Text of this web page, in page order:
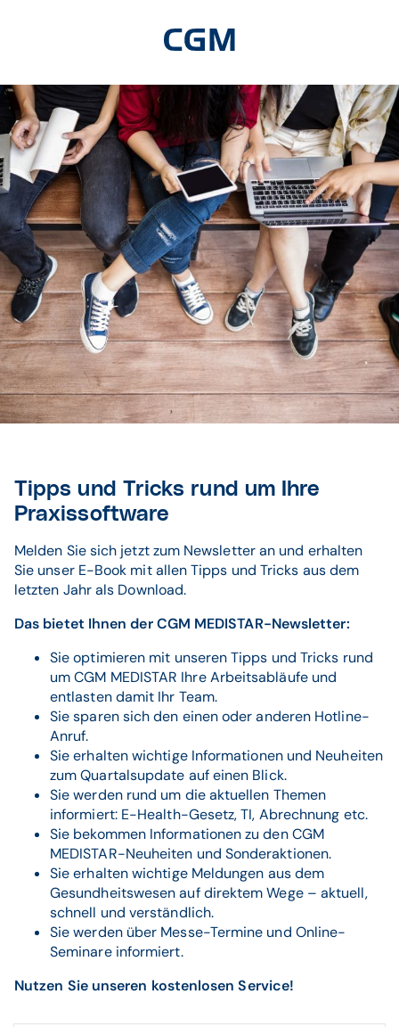
Tipps und Tricks rund um Ihre
Praxissoftware
Melden Sie sich jetzt zum Newsletter an und erhalten
Sie unser E-Book mit allen Tipps und Tricks aus dem
letzten Jahr als Download.
Das bietet Ihnen der CGM MEDISTAR-Newsletter:
Sie optimieren mit unseren Tipps und Tricks rund
um CGM MEDISTAR Ihre Arbeitsabläufe und
entlasten damit Ihr Team.
Sie sparen sich den einen oder anderen Hotline-
Anruf.
Sie erhalten wichtige Informationen und Neuheiten
zum Quartalsupdate auf einen Blick.
Sie werden rund um die aktuellen Themen
informiert: E-Health-Gesetz, TI, Abrechnung etc.
Sie bekommen Informationen zu den CGM
MEDISTAR-Neuheiten und Sonderaktionen.
Sie erhalten wichtige Meldungen aus dem
Gesundheitswesen auf direktem Wege – aktuell,
schnell und verständlich.
Sie werden über Messe-Termine und Online-
Seminare informiert.
Nutzen Sie unseren kostenlosen Service!